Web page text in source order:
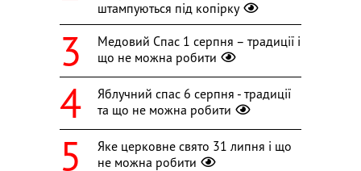
штампуються під копірку
Медовий Спас 1 серпня – традиції і
що не можна робити
Яблучний спас 6 серпня - традиції
та що не можна робити
Яке церковне свято 31 липня і що
не можна робити